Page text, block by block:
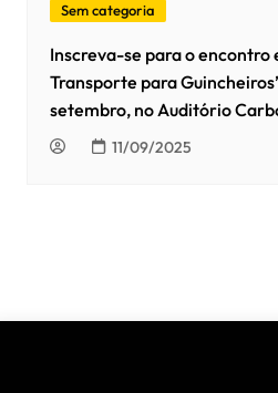
Sem categoria
Inscreva-se para o encontro
Transporte para
setembro, no Auditório
11/09/2025